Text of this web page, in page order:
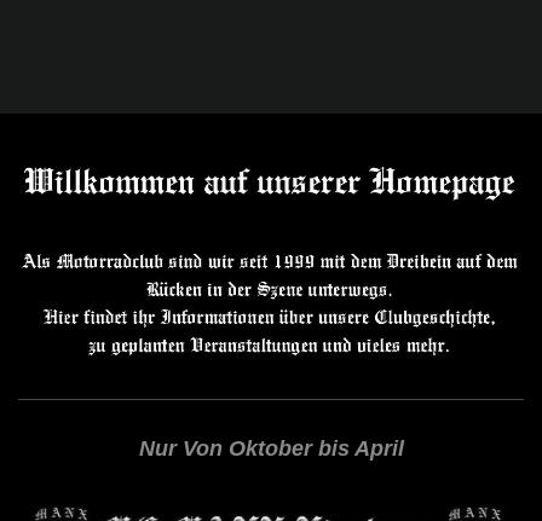
Nur Von Oktober bis April